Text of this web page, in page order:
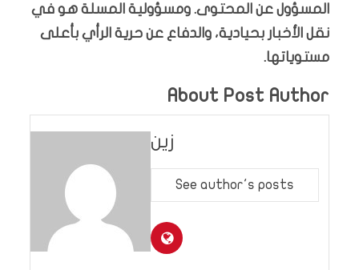
المسؤول عن المحتوى. ومسؤولية المسلة هو في
نقل الأخبار بحيادية، والدفاع عن حرية الرأي بأعلى
مستوياتها.
About Post Author
زين
See author's posts